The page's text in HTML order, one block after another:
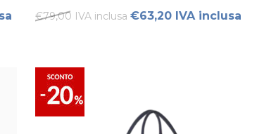
€79,00 IVA inclusa €63,20 IVA inclusa